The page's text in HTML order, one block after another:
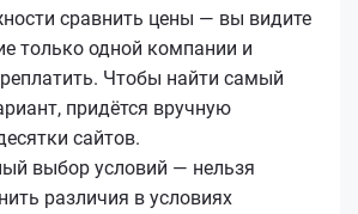
сравнить цены — вы видите
только одной компании и
Чтобы найти самый
придётся вручную
сайтов.
выбор условий — нельзя
различия в условиях